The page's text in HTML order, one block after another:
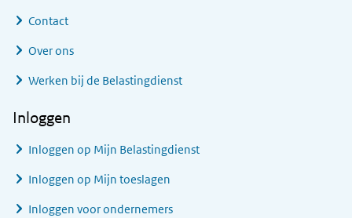
Contact
Over ons
Werken bij de Belastingdienst
Inloggen
Inloggen op Mijn Belastingdienst
Inloggen op Mijn toeslagen
Inloggen voor ondernemers